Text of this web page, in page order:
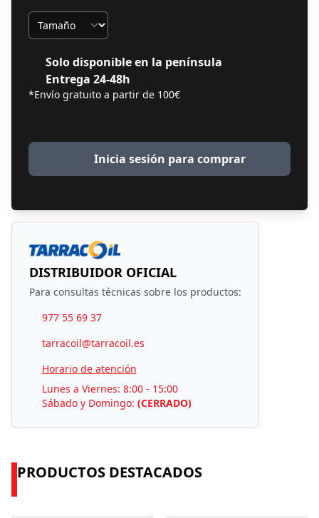
Tamaño
Solo disponible en la península
Entrega 24-48h
*Envío gratuito a partir de 100€
Inicia sesión para comprar
DISTRIBUIDOR OFICIAL
Para consultas técnicas sobre los productos:
977 55 69 37
tarracoil@tarracoil.es
Horario de atención
Lunes a Viernes: 8:00 - 15:00
Sábado y Domingo: (CERRADO)
PRODUCTOS DESTACADOS